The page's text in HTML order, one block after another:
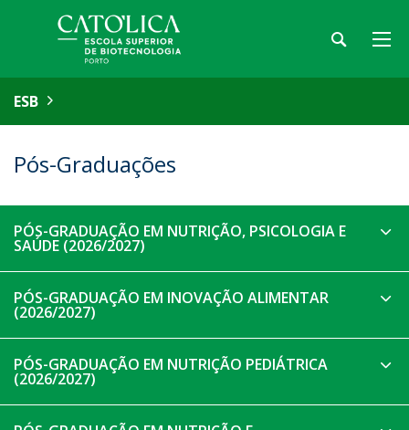
ESB
Pós-Graduações
PÓS-GRADUAÇÃO EM NUTRIÇÃO, PSICOLOGIA E
SAÚDE (2026/2027)
PÓS-GRADUAÇÃO EM INOVAÇÃO ALIMENTAR
(2026/2027)
PÓS-GRADUAÇÃO EM NUTRIÇÃO PEDIÁTRICA
(2026/2027)